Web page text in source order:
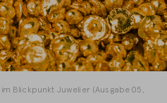
im Blickpunkt Juwelier (Ausgabe 05,